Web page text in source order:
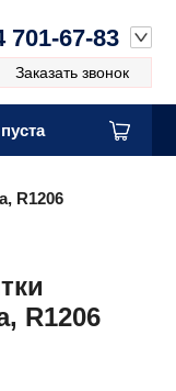
701-67-83
Заказать звонок
R1206
R1206